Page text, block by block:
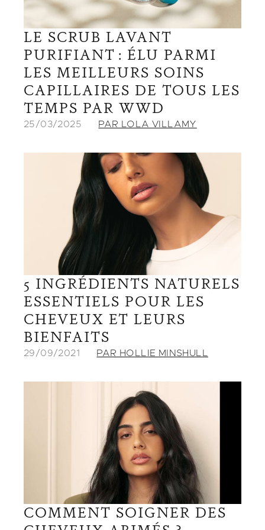
LE SCRUB LAVANT
PURIFIANT : ÉLU PARMI
LES MEILLEURS SOINS
CAPILLAIRES DE TOUS LES
TEMPS PAR WWD
25/03/2025 PAR LOLA VILLAMY
5 INGRÉDIENTS NATURELS
ESSENTIELS POUR LES
CHEVEUX ET LEURS
BIENFAITS
29/09/2021 PAR HOLLIE MINSHULL
COMMENT SOIGNER DES